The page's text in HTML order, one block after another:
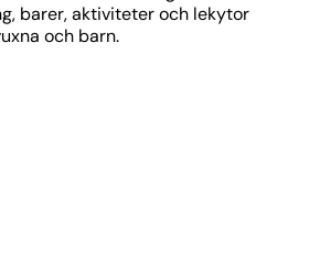
barer, aktiviteter och lekytor
och barn.